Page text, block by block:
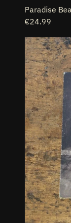
Paradise
Prezzo
listino
€24.99
LP
New
Order
-
Shellshock
Fac
143
1986
Musica
Electronic
Vinile